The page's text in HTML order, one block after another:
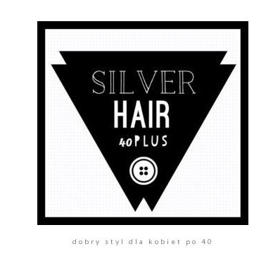
dobry styl dla kobiet po 40